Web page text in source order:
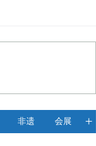
非遗 会展 +